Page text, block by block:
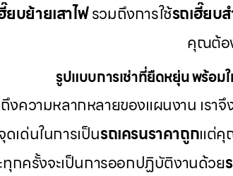
ยบย้ายเสาไฟรวมถึงการใช้รถเฮี๊ยบ
คุณต้อ
รูปแบบการเช่าที่ยืดหยุ่น พร้อ
ถึงความหลากหลายของแผนงาน เรา
เด่นในการเป็นรถเครนราคาถูกแต่คุ
ทุกครั้งจะเป็นการออกปฏิบัติงานด้วย